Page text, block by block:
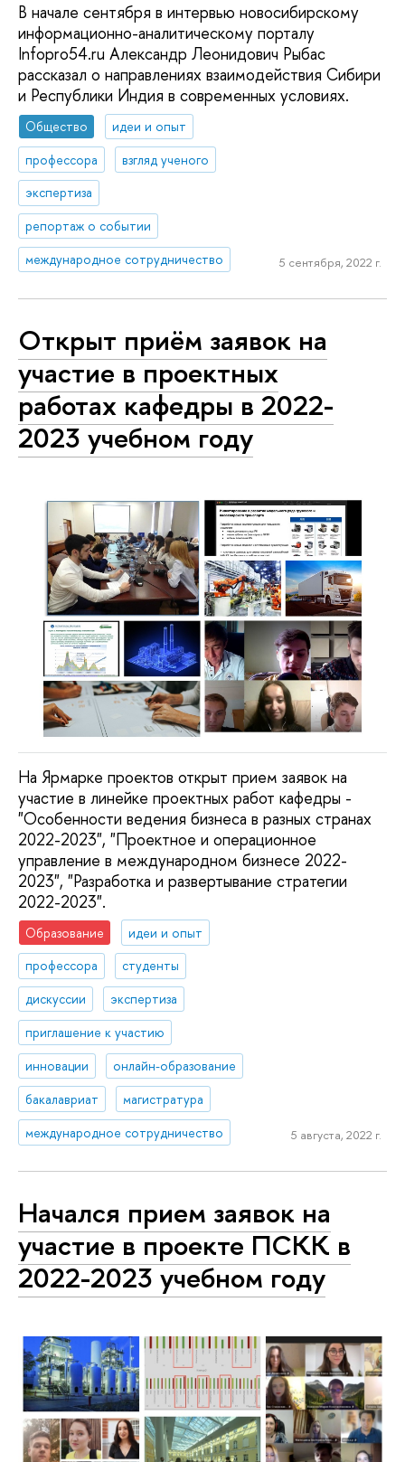
В начале сентября в интервью новосибирскому
информационно-аналитическому порталу
Infopro54.ru Александр Леонидович Рыбас
рассказал о направлениях взаимодействия Сибири
и Республики Индия в современных условиях.
Общество
идеи и опыт
профессора
взгляд ученого
экспертиза
репортаж о событии
международное сотрудничество
5 сентября, 2022 г.
Открыт приём заявок на
участие в проектных
работах кафедры в 2022-
2023 учебном году
На Ярмарке проектов открыт прием заявок на
участие в линейке проектных работ кафедры -
"Особенности ведения бизнеса в разных странах
2022-2023", "Проектное и операционное
управление в международном бизнесе 2022-
2023", "Разработка и развертывание стратегии
2022-2023".
Образование
идеи и опыт
профессора
студенты
дискуссии
экспертиза
приглашение к участию
инновации
онлайн-образование
бакалавриат
магистратура
международное сотрудничество
5 августа, 2022 г.
Начался прием заявок на
участие в проекте ПСКК в
2022-2023 учебном году